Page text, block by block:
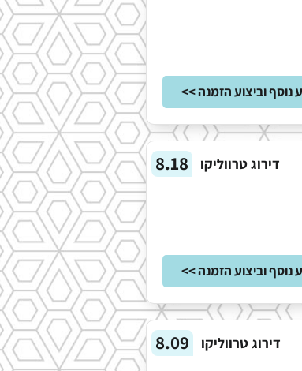
נוסף וביצוע הזמנה >>
דירוג טרווליקו 8.18
נוסף וביצוע הזמנה >>
דירוג טרווליקו 8.09